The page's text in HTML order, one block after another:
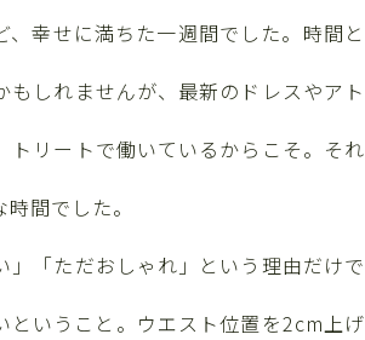
幸せに満ちた一週間でした。時間と
しれませんが、最新のドレスやアト
リートで働いているからこそ。それ
間でした。
「ただおしゃれ」という理由だけで
ということ。ウエスト位置を2cm上げ